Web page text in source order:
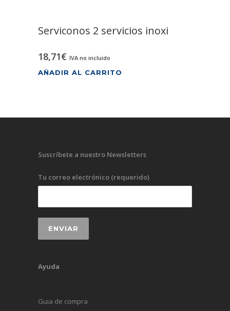
Serviconos 2 servicios inoxi
18,71€ IVA no incluido
AÑADIR AL CARRITO
Suscríbete a nuestro Newsletters
Tu correo electrónico (requerido)
Ayuda
Guia de compra